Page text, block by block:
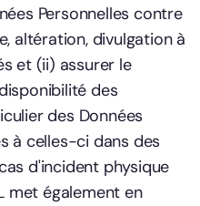
Personnelles contre
altération, divulgation à
et (ii) assurer le
des
des Données
à celles-ci dans des
d'incident physique
met également en